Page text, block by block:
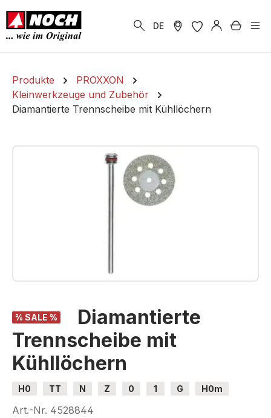
springen
DE
Produkte
PROXXON
Kleinwerkzeuge und Zubehör
Diamantierte Trennscheibe mit Kühllöchern
Bildergalerie überspringen
% SALE %
Diamantierte
Trennscheibe mit
Kühllöchern
H0 TT N Z 0 1 G
H0m
H0e
Art.-Nr. 4528844